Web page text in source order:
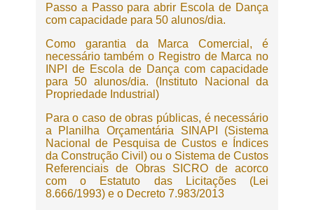
Passo a Passo para abrir Escola de Dança
com capacidade para 50 alunos/dia.
Como garantia da Marca Comercial, é
necessário também o Registro de Marca no
INPI de Escola de Dança com capacidade
para 50 alunos/dia. (Instituto Nacional da
Propriedade Industrial)
Para o caso de obras públicas, é necessário
a Planilha Orçamentária SINAPI (Sistema
Nacional de Pesquisa de Custos e Índices
da Construção Civil) ou o Sistema de Custos
Referenciais de Obras SICRO de acorco
com o Estatuto das Licitações (Lei
8.666/1993) e o Decreto 7.983/2013